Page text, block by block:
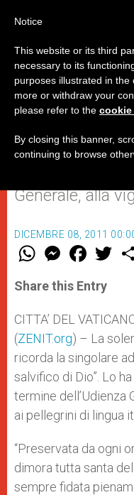
Il Papa invita
virtù di Maria
Generale, alla
DICEMBRE 08, 2011
W
t
s
p
p
M
e
s
e
g
e
r
F
a
e
b
o
k
w
r
Share this Entry
CITTA’ DEL
(ZENIT.org) – La
ricorda la singolare
salvifico di Dio”. Lo
termine dell’Udienza
ai pellegrini di lingua
“Preservata da ogni
dimora tutta santa
sempre fidata
Notice
This website or its third
necessary to its
purposes illustrated in the
more or withdraw your
please refer to the
By closing this banner,
continuing to browse